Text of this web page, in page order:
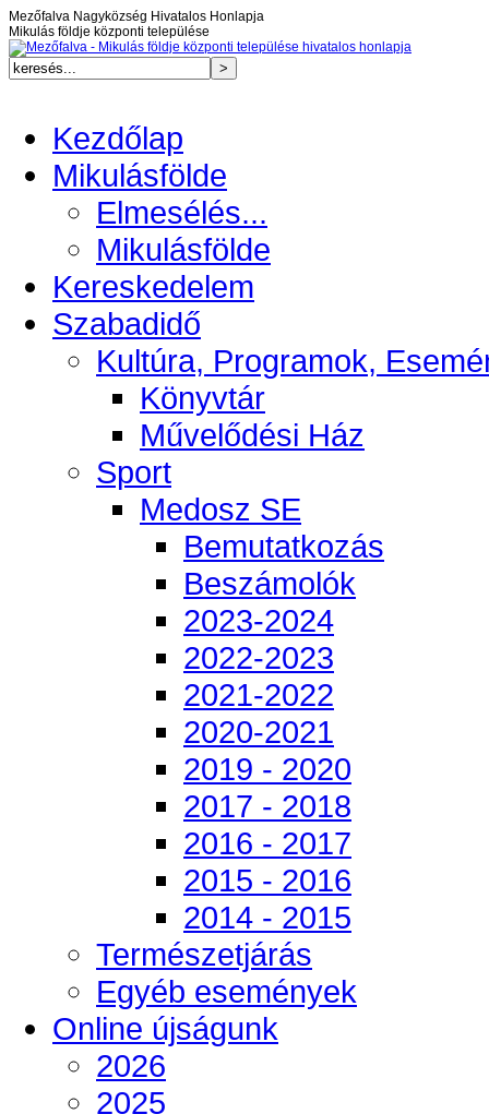
Mezőfalva Nagyközség Hivatalos Honlapja
Mikulás földje központi települése
Kezdőlap
Mikulásfölde
Elmesélés...
Mikulásfölde
Kereskedelem
Szabadidő
Kultúra, Programok,
Könyvtár
Művelődési Ház
Sport
Medosz SE
Bemutatkozás
Beszámolók
2023-2024
2022-2023
2021-2022
2020-2021
2019 - 2020
2017 - 2018
2016 - 2017
2015 - 2016
2014 - 2015
Természetjárás
Egyéb események
Online újságunk
2026
2025